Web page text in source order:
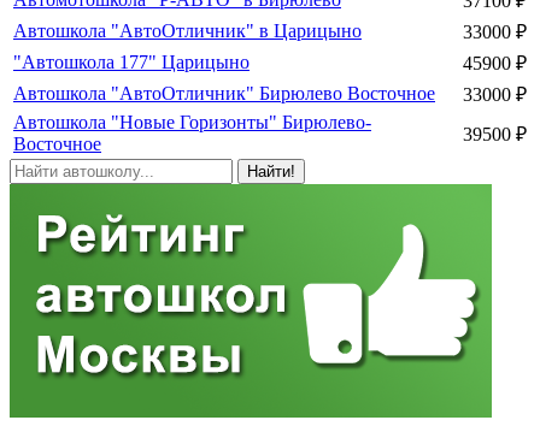
Автошкола "АвтоОтличник" в Царицыно
33000 ₽
"Автошкола 177" Царицыно
45900 ₽
Автошкола "АвтоОтличник" Бирюлево Восточное
33000 ₽
Автошкола "Новые Горизонты" Бирюлево-
Восточное
39500 ₽
Найти!